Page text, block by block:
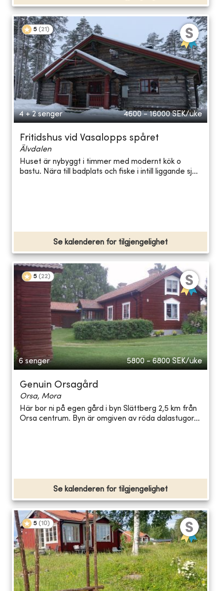
5 (21 )
4 + 2 senger 4600 - 16000 SEK/uke
Fritidshus vid Vasalopps spåret
Älvdalen
Huset är nybyggt i timmer med modernt kök o
bastu. Nära till badplats och fiske i intill liggande sj...
Se kalenderen for tilgjengelighet
5 (22)
6 senger 5800 - 6800 SEK/uke
Genuin Orsagård
Orsa, Mora
Här bor ni på egen gård i byn Slättberg 2,5 km från
Orsa centrum. Byn är omgiven av röda dalastugor...
Se kalenderen for tilgjengelighet
5 (10)